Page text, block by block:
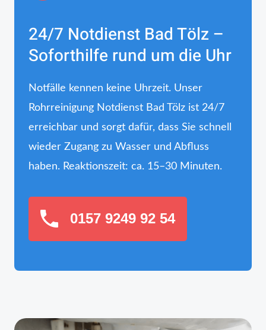
24/7 Notdienst Bad Tölz –
Soforthilfe rund um die Uhr
Notfälle kennen keine Uhrzeit. Unser
Rohrreinigung Notdienst Bad Tölz ist 24/7
erreichbar und sorgt dafür, dass Sie schnell
wieder Zugang zu Wasser und Abfluss
haben. Reaktionszeit: ca. 15–30 Minuten.
0157 9249 92 54